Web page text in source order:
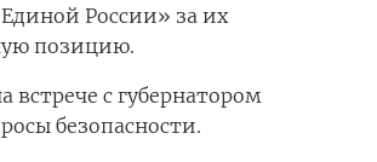
России» за их
позицию.
встрече с губернатором
безопасности.